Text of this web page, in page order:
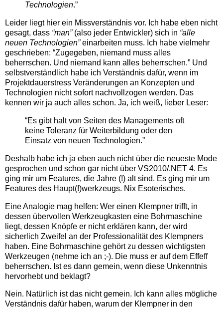
Technologien.”
Leider liegt hier ein Missverständnis vor. Ich habe eben nicht
gesagt, dass “man”(also jeder Entwickler) sich in “alle
neuen Technologien”einarbeiten muss. Ich habe vielmehr
geschrieben: “Zugegeben, niemand muss alles
beherrschen. Und niemand kann alles beherrschen.” Und
selbstverständlich habe ich Verständnis dafür, wenn im
Projektdauerstress Veränderungen an Konzepten und
Technologien nicht sofort nachvollzogen werden. Das
kennen wir ja auch alles schon. Ja, ich weiß, lieber Leser:
“Es gibt halt von Seiten des Managements oft
keine Toleranz für Weiterbildung oder den
Einsatz von neuen Technologien.”
Deshalb habe ich ja eben auch nicht über die neueste Mode
gesprochen und schon gar nicht über VS2010/.NET 4. Es
ging mir um Features, die Jahre (!) alt sind. Es ging mir um
Features des Haupt(!)werkzeugs. Nix Esoterisches.
Eine Analogie mag helfen: Wer einen Klempner trifft, in
dessen übervollen Werkzeugkasten eine Bohrmaschine
liegt, dessen Knöpfe er nicht erklären kann, der wird
sicherlich Zweifel an der Professionalität des Klempners
haben. Eine Bohrmaschine gehört zu dessen wichtigsten
Werkzeugen (nehme ich an ;-). Die muss er auf dem Effeff
beherrschen. Ist es dann gemein, wenn diese Unkenntnis
hervorhebt und beklagt?
Nein. Natürlich ist das nicht gemein. Ich kann alles mögliche
Verständnis dafür haben, warum der Klempner in den